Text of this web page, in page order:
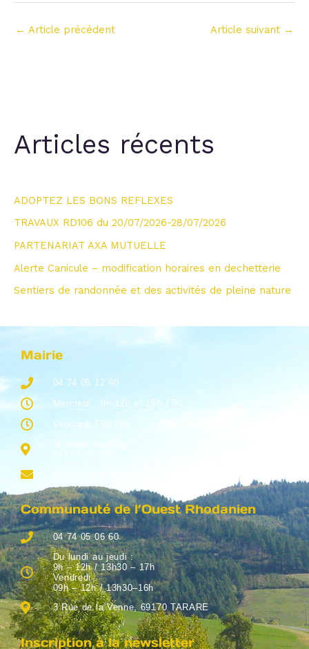
← Article précédent Article suivant →
Articles récents
ADOPTEZ LES BONS REFLEXES
TRAVAUX RD106 du 20/07/2026-28/07/2026
PARTENARIAT AXA MUTUELLE
Alerte Canicule – modification horaires en dechetterie
Sentiers de randonnée et des activités de pleine nature
Mairie
04 74 05 12 90
Mercredi : 9h-12h et 15h-17h
Vendredi 15h-19h
69170 DIEME
Communauté de l’Ouest Rhodanien
04 74 05 06 60
Du lundi au jeudi :
9h – 12h / 13h30 – 17h
Vendredi :
09h – 12h / 13h30–16h
3 Rue de la Venne, 69170 TARARE
Inscription à la newsletter